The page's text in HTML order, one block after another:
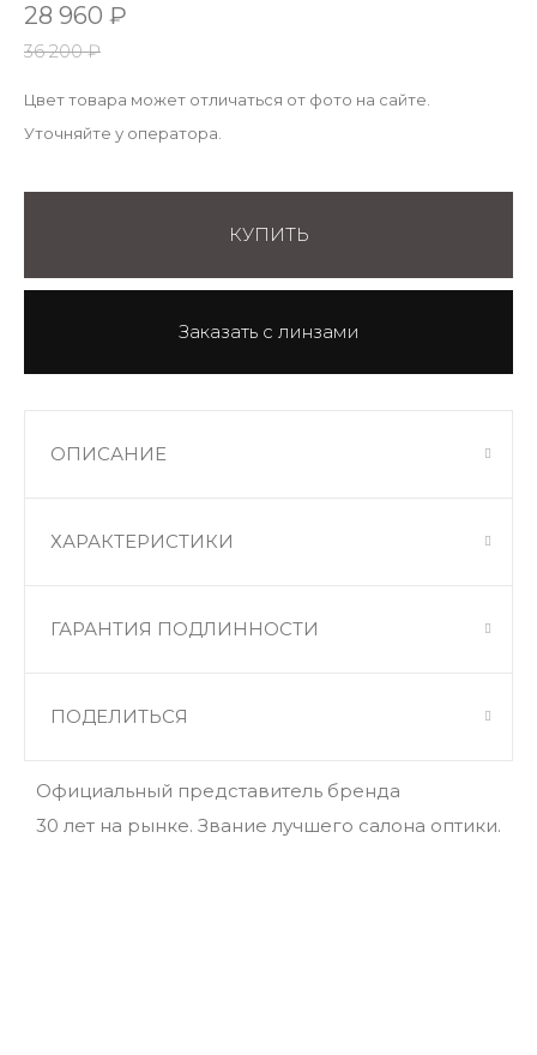
28 960 ₽
36 200₽
Цвет товара может отличаться от фото на сайте.
Уточняйте у оператора.
КУПИТЬ
ОПИСАНИЕ
ХАРАКТЕРИСТИКИ
ГАРАНТИЯ ПОДЛИННОСТИ
ПОДЕЛИТЬСЯ
Официальный представитель бренда
30 лет на рынке. Звание лучшего салона оптики.